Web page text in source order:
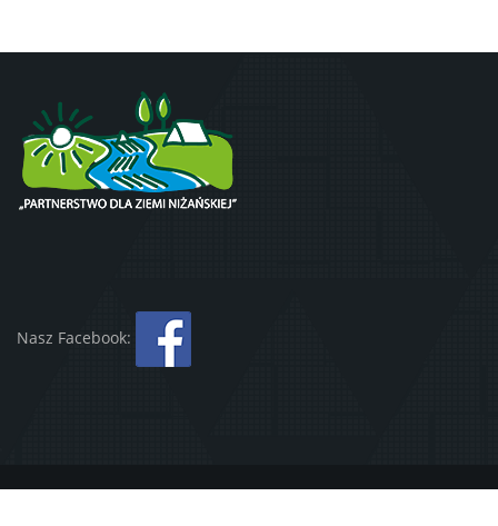
Nasz Facebook: